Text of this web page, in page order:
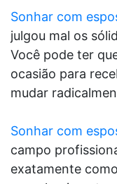
Sonhar com
julgou mal os
Você pode ter
ocasião para
mudar
Sonhar com
campo
exatamente